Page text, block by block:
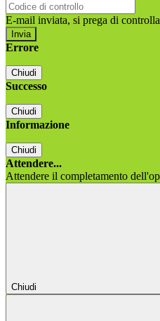
E-mail inviata, si prega di
Errore
Chiudi
Successo
Chiudi
Informazione
Chiudi
Attendere...
Attendere il completamento
Chiudi